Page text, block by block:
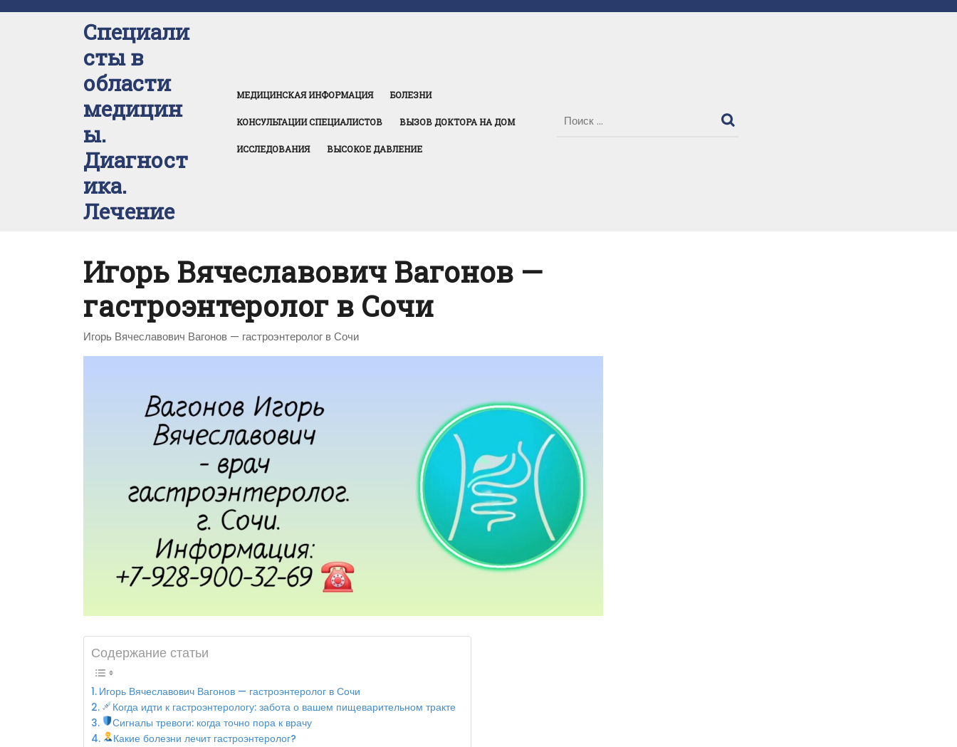
Специали
сты в
области
медицин
ы.
Диагност
ика.
Лечение
МЕДИЦИНСКАЯ ИНФОРМАЦИЯ БОЛЕЗНИ
КОНСУЛЬТАЦИИ СПЕЦИАЛИСТОВ ВЫЗОВ ДОКТОРА НА ДОМ
ИССЛЕДОВАНИЯ ВЫСОКОЕ ДАВЛЕНИЕ
Игорь Вячеславович Вагонов —
гастроэнтеролог в Сочи
Игорь Вячеславович Вагонов — гастроэнтеролог в Сочи
Содержание статьи
Игорь Вячеславович Вагонов — гастроэнтеролог в Сочи
Когда идти к гастроэнтерологу: забота о вашем пищеварительном тракте
Сигналы тревоги: когда точно пора к врачу
Какие болезни лечит гастроэнтеролог?